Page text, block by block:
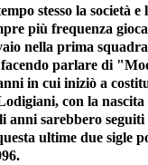
stesso la società
più frequenza
nella prima
facendo parlare di
in cui iniziò a
con la
anni sarebbero
ultime due sigle